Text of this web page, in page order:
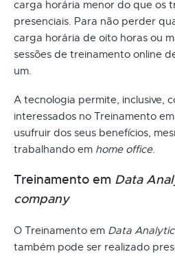
carga horária menor do que os
presenciais. Para não perder
carga horária de oito horas ou
sessões de treinamento online
um.
A tecnologia permite, inclusive,
interessados no Treinamento em
usufruir dos seus benefícios,
trabalhando em home office.
Treinamento em Data
company
O Treinamento em Data
também pode ser realizado